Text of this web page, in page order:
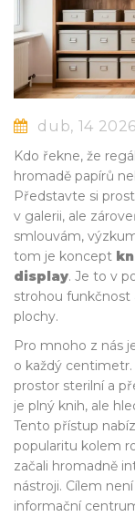
dub, 14 2026
Kdo řekne, že
hromadě papírů
Představte si
v galerii, ale
smlouvám,
tom je koncept
display. Je to v
strohou funkčnost
plochy.
Pro mnoho z nás
o každý
prostor sterilní a
je plný knih, ale
Tento přístup
popularitu kolem
začali hromadně
nástroji. Cílem
informační